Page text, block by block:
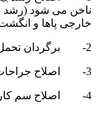
ناخن می شود (رشد
خارجی پاها و
2- برگردان تحمل وزن صحیح به هر انگشت
3- اصلاح جراحات ناخن در مراحل ابتدائی
4- اصلاح سم کاربردی ( یک طرز کار اصلاح شده 4 مرحله ای )